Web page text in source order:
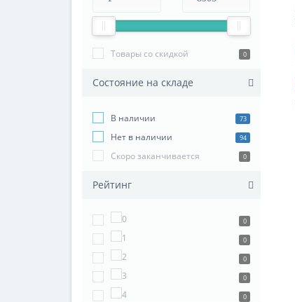
Товары со скидкой 0
Состояние на складе
В наличии 73
Нет в наличии 94
Скоро заканчивается 0
Рейтинг
0
0
0
0
0